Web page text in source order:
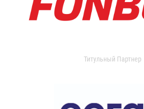
Титульный Партнер